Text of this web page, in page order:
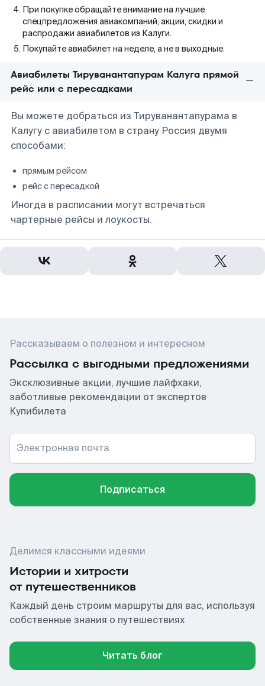
При покупке обращайте внимание на лучшие
спецпредложения авиакомпаний, акции, скидки и
распродажи авиабилетов из Калуги.
Покупайте авиабилет на неделе, а не в выходные.
Авиабилеты Тируванантапурам Калуга прямой
рейс или с пересадками
Вы можете добраться из Тируванантапурама в
Калугу с авиабилетом в страну Россия двумя
способами:
прямым рейсом
рейс с пересадкой
Иногда в расписании могут встречаться
чартерные рейсы и лоукосты.
Рассказываем о полезном и интересном
Рассылка с выгодными предложениями
Эксклюзивные акции, лучшие лайфхаки,
заботливые рекомендации от экспертов
Купибилета
Электронная почта
Подписаться
Делимся классными идеями
Истории и хитрости
от путешественников
Каждый день строим маршруты для вас, используя
собственные знания о путешествиях
Читать блог